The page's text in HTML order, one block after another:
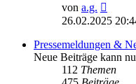
von a.g.
26.02.2025
Pressemeldungen &
Neue Beiträge kann
112 Themen